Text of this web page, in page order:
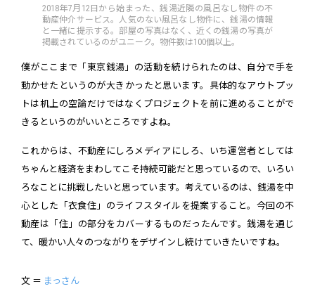
2018年7月12日から始まった、銭湯近隣の風呂なし物件の不
動産仲介サービス。人気のない風呂なし物件に、銭湯の情報
と一緒に提示する。部屋の写真はなく、近くの銭湯の写真が
掲載されているのがユニーク。物件数は100個以上。
僕がここまで「東京銭湯」の活動を続けられたのは、自分で手を
動かせたというのが大きかったと思います。具体的なアウトプッ
トは机上の空論だけではなくプロジェクトを前に進めることがで
きるというのがいいところですよね。
これからは、不動産にしろメディアにしろ、いち運営者としては
ちゃんと経済をまわしてこそ持続可能だと思っているので、いろい
ろなことに挑戦したいと思っています。考えているのは、銭湯を中
心とした「衣食住」のライフスタイルを提案すること。今回の不
動産は「住」の部分をカバーするものだったんです。銭湯を通じ
て、暖かい人々のつながりをデザインし続けていきたいですね。
文 ＝ まっさん